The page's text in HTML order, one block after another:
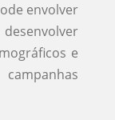
envolver
e